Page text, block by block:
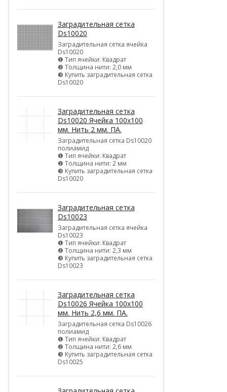
Заградительная сетка
Ds10020
Заградительная сетка ячейка
Ds10020
❶ Тип ячейки: Квадрат
❷ Толщина нити: 2,0 мм
❸ Купить заградительная сетка
Ds10020
Заградительная сетка
Ds10020 Ячейка 100х100
мм. Нить 2 мм. ПА.
Заградительная сетка Ds10020
полиамид
❶ Тип ячейки: Квадрат
❷ Толщина нити: 2 мм
❸ Купить заградительная сетка
Ds10020
Заградительная сетка
Ds10023
Заградительная сетка ячейка
Ds10023
❶ Тип ячейки: Квадрат
❷ Толщина нити: 2,3 мм
❸ Купить заградительная сетка
Ds10023
Заградительная сетка
Ds10026 Ячейка 100х100
мм. Нить 2,6 мм. ПА.
Заградительная сетка Ds10026
полиамид
❶ Тип ячейки: Квадрат
❷ Толщина нити: 2,6 мм
❸ Купить заградительная сетка
Ds10025